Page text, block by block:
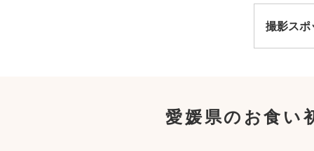
撮影スポ
愛媛県のお食い